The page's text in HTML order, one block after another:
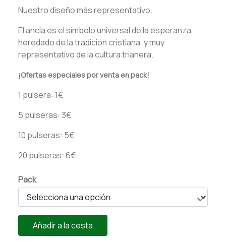
Nuestro diseño más representativo.
El ancla es el símbolo universal de la esperanza,
heredado de la tradición cristiana, y muy
representativo de la cultura trianera.
¡Ofertas especiales por venta en pack!
1 pulsera: 1€
5 pulseras: 3€
10 pulseras: 5€
20 pulseras: 6€
Pack
Añadir a la cesta